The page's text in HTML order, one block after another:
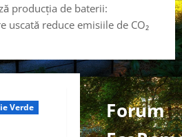
producția de baterii:
uscată reduce emisiile de CO₂
Verde
Forum